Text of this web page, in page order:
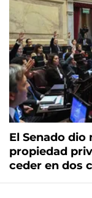
El Senado dio
propiedad
ceder en dos